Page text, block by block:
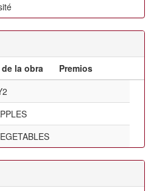
la obra
Premios